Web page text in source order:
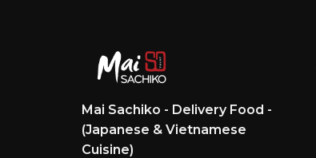
Mai Sachiko - Delivery Food -
(Japanese & Vietnamese
Cuisine)